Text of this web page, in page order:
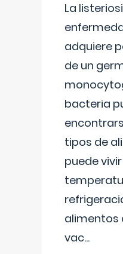
La
adquiere
de un
bacteria
tipos de
puede
alimentos
vac...